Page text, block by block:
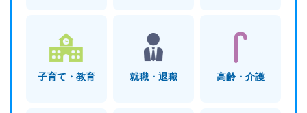
子育て・教育 就職・退職 高齢・介護